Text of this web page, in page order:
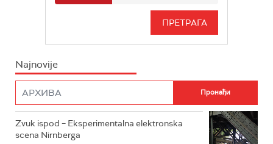
RADIO BEOGRAD 3
RADIO ROKENROLER
INFO
Najnovije
Zvuk ispod – Eksperimentalna elektronska
scena Nirnberga